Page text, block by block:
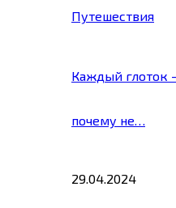
Путешествия
Каждый глоток
почему не…
29.04.2024